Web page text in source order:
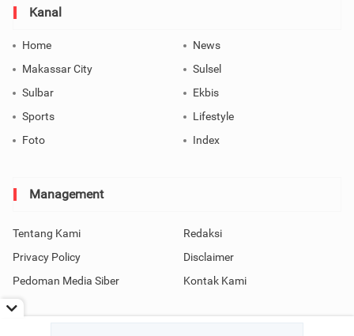
Kanal
Home
News
Makassar City
Sulsel
Sulbar
Ekbis
Sports
Lifestyle
Foto
Index
Management
Tentang Kami
Redaksi
Privacy Policy
Disclaimer
Pedoman Media Siber
Kontak Kami